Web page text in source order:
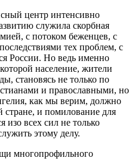
центр интенсивно
служила скорбная
с потоком беженцев, с
тех проблем, с
России. Но ведь именно
население, жители
становясь не только по
и православными, но
как мы верим, должно
и помилование для
изо всех сил не только
этому делу.
многопрофильного